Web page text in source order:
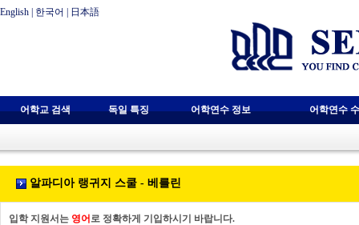
English 한국어 日本語
어학교 검색 독일 특징 어학연수 정보 어학연수
알파디아 랭귀지 스쿨 - 베를린
입학 지원서는 영어 로 정확하게 기입하시기 바랍니다.